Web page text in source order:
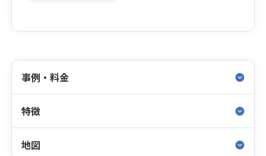
事例・料金
特徴
地図